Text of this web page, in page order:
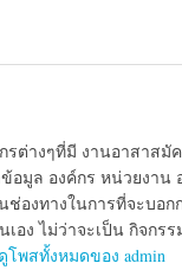
รต่างๆที่มี งานอาสาส
มูล องค์กร หน่วยงาน
ช่องทางในการที่จะบ
อง ไม่ว่าจะเป็น กิจก
ดูโพสทั้งหมดของ admin